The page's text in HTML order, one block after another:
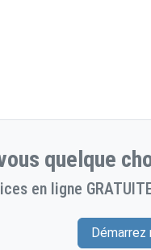
quelque
en ligne
Démarrez